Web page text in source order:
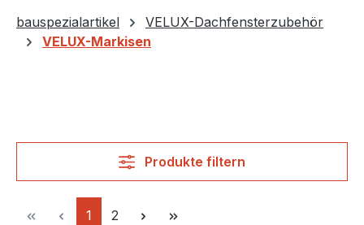
bauspezialartikel
VELUX-Dachfensterzubehör
VELUX-Markisen
Produkte filtern
Seite
1 Seite
2